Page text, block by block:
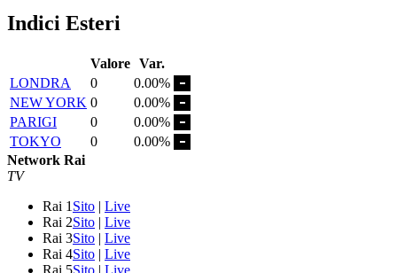
Indici Esteri
Valore Var.
LONDRA
0
0.00%
NEW YORK 0
0.00%
PARIGI
0
0.00%
TOKYO
0
0.00%
Network Rai
TV
Rai 1 Sito | Live
Rai 2Sito | Live
Rai 3Sito | Live
Rai 4Sito | Live
Rai 5Sito | Live